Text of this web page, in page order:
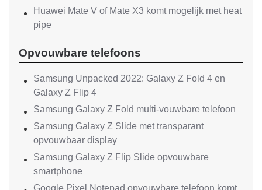
Huawei Mate V of Mate X3 komt mogelijk met heat
pipe
Opvouwbare telefoons
Samsung Unpacked 2022: Galaxy Z Fold 4 en
Galaxy Z Flip 4
Samsung Galaxy Z Fold multi-vouwbare telefoon
Samsung Galaxy Z Slide met transparant
opvouwbaar display
Samsung Galaxy Z Flip Slide opvouwbare
smartphone
Google Pixel Notepad opvouwbare telefoon komt